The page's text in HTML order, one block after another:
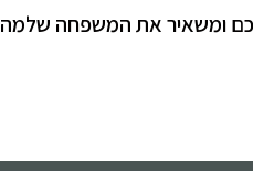
ומשאיר את המשפחה שלמה